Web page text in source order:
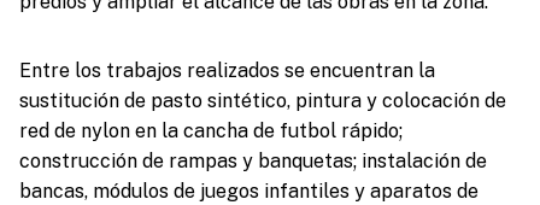
Entre los trabajos realizados se encuentran la
sustitución de pasto sintético, pintura y colocación de
red de nylon en la cancha de futbol rápido;
construcción de rampas y banquetas; instalación de
bancas, módulos de juegos infantiles y aparatos de